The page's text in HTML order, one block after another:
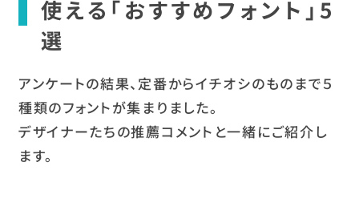
使える「おすすめフォント」5
選
アンケートの結果、定番からイチオシのものまで５
種類のフォントが集まりました。
デザイナーたちの推薦コメントと一緒にご紹介し
ます。